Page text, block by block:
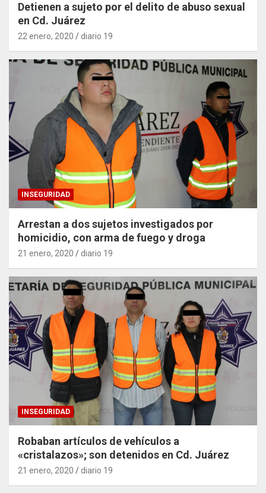
Detienen a sujeto por el delito de abuso sexual
en Cd. Juárez
22 enero, 2020 diario 19
INSEGURIDAD
Arrestan a dos sujetos investigados por
homicidio, con arma de fuego y droga
21 enero, 2020 diario 19
INSEGURIDAD
Robaban artículos de vehículos a
«cristalazos»; son detenidos en Cd. Juárez
21 enero, 2020 diario 19